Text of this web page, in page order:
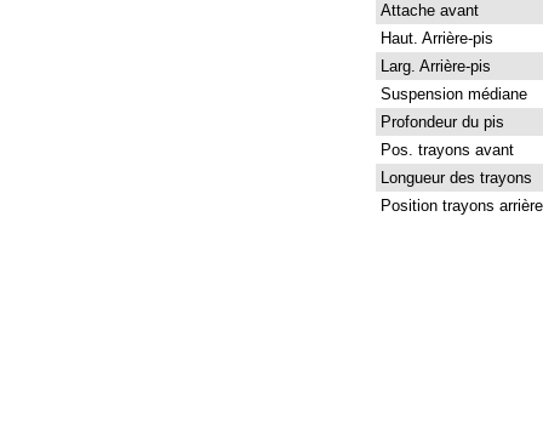
Attache avant
Haut. Arrière-pis
Larg. Arrière-pis
Suspension médiane
Profondeur du pis
Pos. trayons avant
Longueur des trayons
Position trayons arrière